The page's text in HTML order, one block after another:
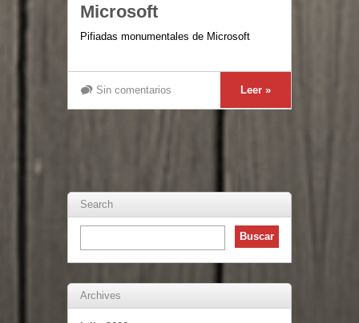
Microsoft
Pifiadas monumentales de Microsoft
Sin comentarios Leer »
Search
Archives